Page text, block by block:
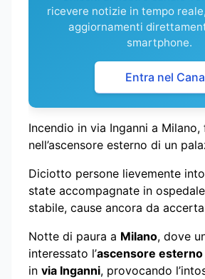
ricevere notizie in tempo
aggiornamenti
smartphone.
Entra nel
Incendio in via Inganni a Milano,
nell’ascensore esterno di un
Diciotto persone lievemente
state accompagnate in
stabile, cause ancora da
Notte di paura a Milano, dove
interessato l’ascensore esterno
in via Inganni, provocando